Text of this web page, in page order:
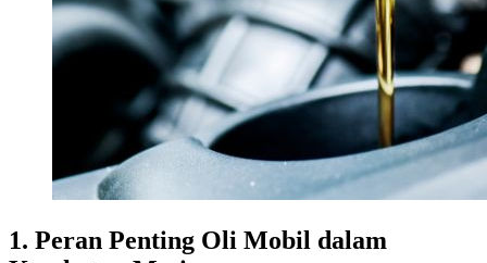
1. Peran Penting Oli Mobil dalam